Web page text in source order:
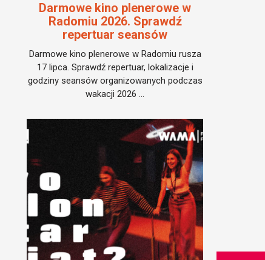
Darmowe kino plenerowe w
Radomiu 2026. Sprawdź
repertuar seansów
Darmowe kino plenerowe w Radomiu rusza
17 lipca. Sprawdź repertuar, lokalizacje i
godziny seansów organizowanych podczas
wakacji 2026 ...